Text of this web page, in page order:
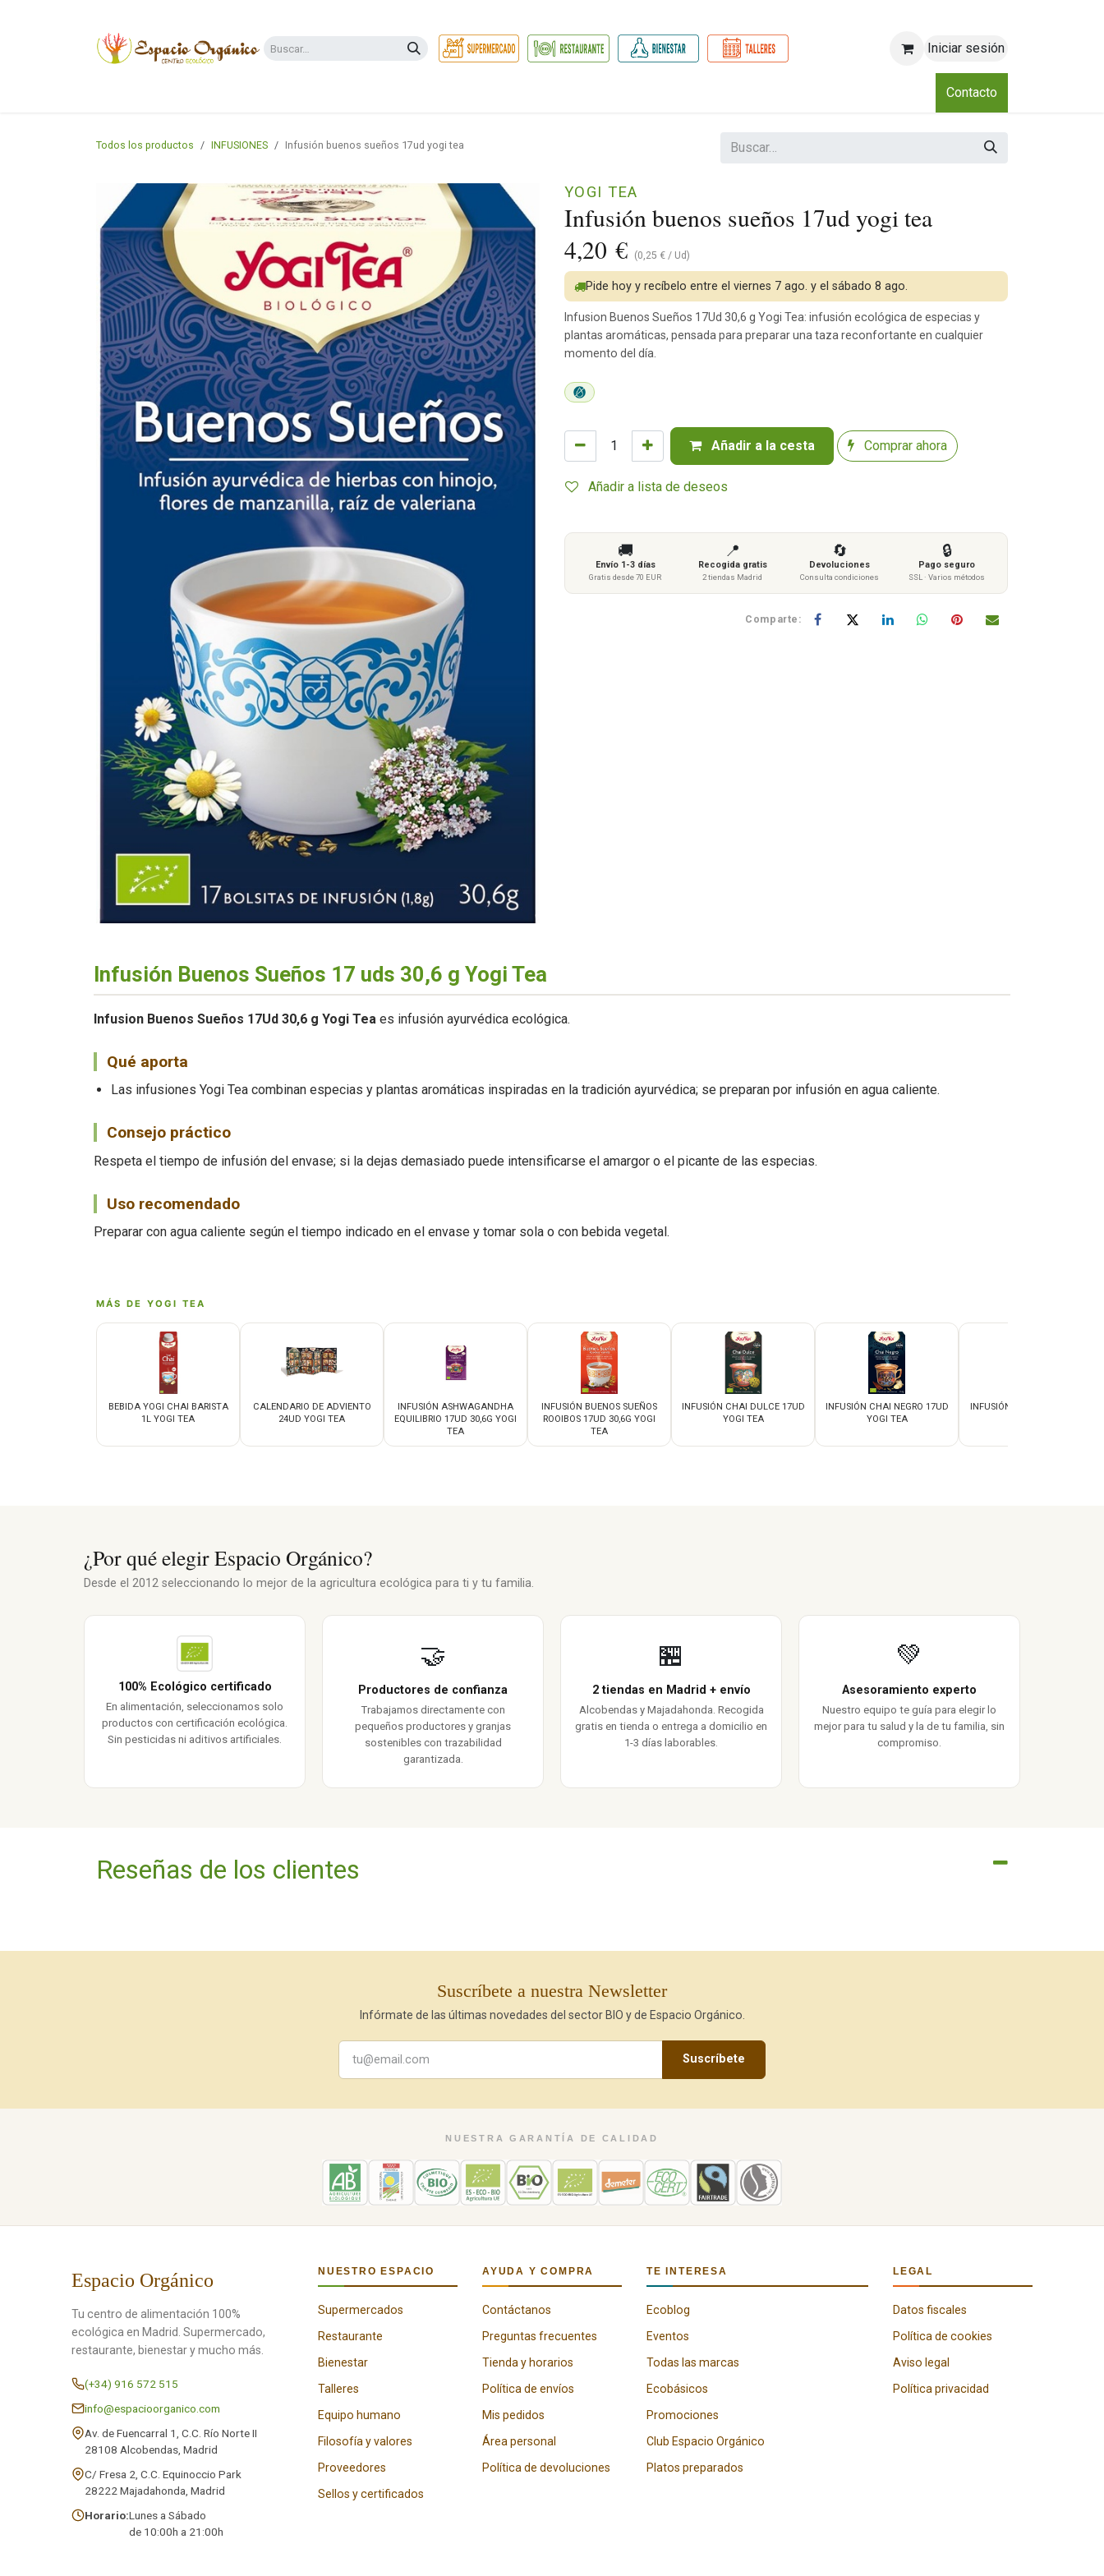
Iniciar sesión
Club
Contacto
Todos los productos INFUSIONES Infusión buenos sueños 17ud yogi tea
Infusión buenos sueños 17ud yogi tea
YOGI TEA
4,20 € (0,25 € / Ud)
Añadir a la cesta Comprar ahora
Añadir a lista de deseos
Pide hoy y recíbelo entre el viernes 7 ago. y el sábado 8 ago.
Infusion Buenos Sueños 17Ud 30,6 g Yogi Tea: infusión ecológica de especias y
plantas aromáticas, pensada para preparar una taza reconfortante en cualquier
momento del día.
🚚
Envío 1-3 días
Gratis desde 70 EUR
📍
Recogida gratis
2 tiendas Madrid
🔄
Devoluciones
Consulta condiciones
🔒
Pago seguro
SSL · Varios métodos
Comparte:
Infusión Buenos Sueños 17 uds 30,6 g Yogi Tea
Infusion Buenos Sueños 17Ud 30,6 g Yogi Tea es infusión ayurvédica ecológica.
Qué aporta
Las infusiones Yogi Tea combinan especias y plantas aromáticas inspiradas en la tradición ayurvédica; se preparan por infusión en agua caliente.
Consejo práctico
Respeta el tiempo de infusión del envase; si la dejas demasiado puede intensificarse el amargor o el picante de las especias.
Uso recomendado
Preparar con agua caliente según el tiempo indicado en el envase y tomar sola o con bebida vegetal.
MÁS DE YOGI TEA
BEBIDA YOGI CHAI BARISTA
1L YOGI TEA
CALENDARIO DE ADVIENTO
24UD YOGI TEA
INFUSIÓN ASHWAGANDHA
EQUILIBRIO 17UD 30,6G YOGI
TEA
INFUSIÓN BUENOS SUEÑOS
ROOIBOS 17UD 30,6G YOGI
TEA
INFUSIÓN CHAI DULCE 17UD
YOGI TEA
INFUSIÓN CHAI NEGRO 17UD
YOGI TEA
INFUSIÓN CHAI VERDE 17UD
¿Por qué elegir Espacio Orgánico?
Desde el 2012 seleccionando lo mejor de la agricultura ecológica para ti y tu familia.
100% Ecológico certificado
En alimentación, seleccionamos solo
productos con certificación ecológica.
Sin pesticidas ni aditivos artificiales.
🤝
Productores de confianza
Trabajamos directamente con
pequeños productores y granjas
sostenibles con trazabilidad
garantizada.
🏪
2 tiendas en Madrid + envío
Alcobendas y Majadahonda. Recogida
gratis en tienda o entrega a domicilio en
1-3 días laborables.
💚
Asesoramiento experto
Nuestro equipo te guía para elegir lo
mejor para tu salud y la de tu familia, sin
compromiso.
Reseñas de los clientes
Suscríbete a nuestra Newsletter
Infórmate de las últimas novedades del sector BIO y de Espacio Orgánico.
Suscríbete
NUESTRA GARANTÍA DE CALIDAD
Espacio Orgánico
Tu centro de alimentación 100%
ecológica en Madrid. Supermercado,
restaurante, bienestar y mucho más.
(+34) 916 572 515
info@espacioorganico.com
Av. de Fuencarral 1, C.C. Río Norte II
28108 Alcobendas, Madrid
C/ Fresa 2, C.C. Equinoccio Park
28222 Majadahonda, Madrid
Horario:Lunes a Sábado
de 10:00h a 21:00h
NUESTRO ESPACIO
Supermercados
Restaurante
Bienestar
Talleres
Equipo humano
Filosofía y valores
Proveedores
Sellos y certificados
AYUDA Y COMPRA
Contáctanos
Preguntas frecuentes
Tienda y horarios
Política de envíos
Mis pedidos
Área personal
Política de devoluciones
TE INTERESA
Ecoblog
Eventos
Todas las marcas
Ecobásicos
Promociones
Club Espacio Orgánico
Platos preparados
LEGAL
Datos fiscales
Política de cookies
Aviso legal
Política privacidad